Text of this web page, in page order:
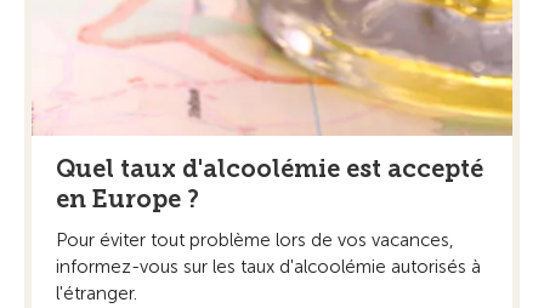
Quel taux d'alcoolémie est accepté
en Europe ?
Pour éviter tout problème lors de vos vacances,
informez-vous sur les taux d'alcoolémie autorisés à
l'étranger.